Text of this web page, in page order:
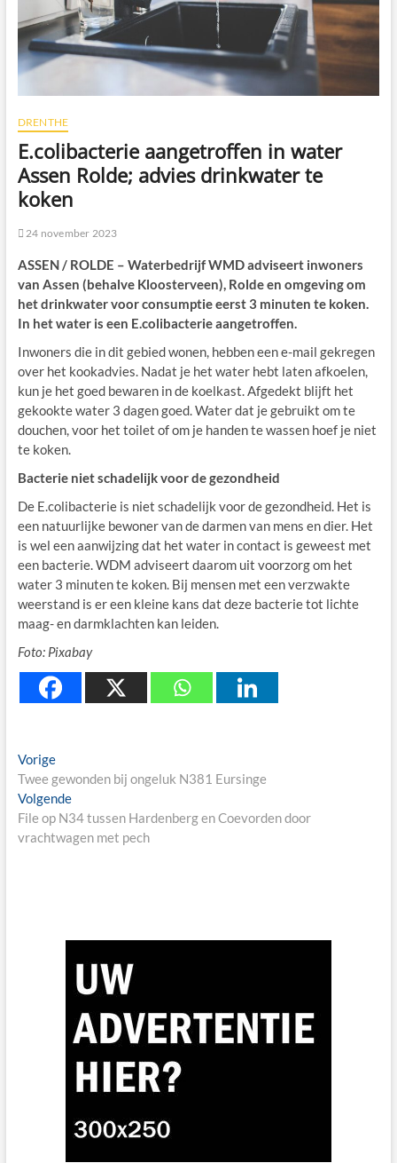
DRENTHE
E.colibacterie aangetroffen in water
Assen Rolde; advies drinkwater te
koken
24 november 2023
ASSEN / ROLDE – Waterbedrijf WMD adviseert inwoners
van Assen (behalve Kloosterveen), Rolde en omgeving om
het drinkwater voor consumptie eerst 3 minuten te koken.
In het water is een E.colibacterie aangetroffen.
Inwoners die in dit gebied wonen, hebben een e-mail gekregen
over het kookadvies. Nadat je het water hebt laten afkoelen,
kun je het goed bewaren in de koelkast. Afgedekt blijft het
gekookte water 3 dagen goed. Water dat je gebruikt om te
douchen, voor het toilet of om je handen te wassen hoef je niet
te koken.
Bacterie niet schadelijk voor de gezondheid
De E.colibacterie is niet schadelijk voor de gezondheid. Het is
een natuurlijke bewoner van de darmen van mens en dier. Het
is wel een aanwijzing dat het water in contact is geweest met
een bacterie. WDM adviseert daarom uit voorzorg om het
water 3 minuten te koken. Bij mensen met een verzwakte
weerstand is er een kleine kans dat deze bacterie tot lichte
maag- en darmklachten kan leiden.
Foto: Pixabay
Berichtnavigatie
VorigePrevious
post:
Twee gewonden bij ongeluk N381 Eursinge
VolgendeNext
post:
File op N34 tussen Hardenberg en Coevorden door
vrachtwagen met pech